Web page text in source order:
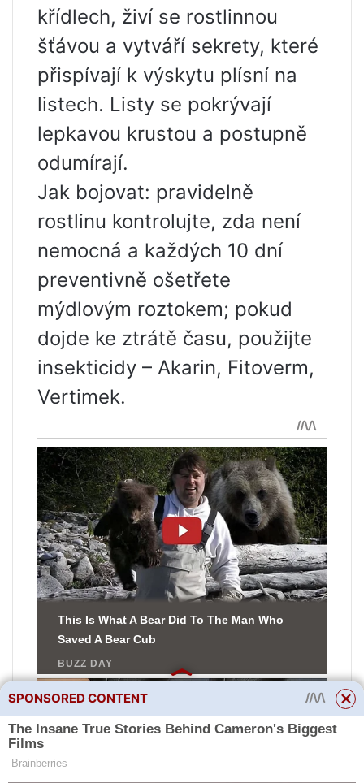
křídlech, živí se rostlinnou
šťávou a vytváří sekrety, které
přispívají k výskytu plísní na
listech. Listy se pokrývají
lepkavou krustou a postupně
odumírají.
Jak bojovat: pravidelně
rostlinu kontrolujte, zda není
nemocná a každých 10 dní
preventivně ošetřete
mýdlovým roztokem; pokud
dojde ke ztrátě času, použijte
insekticidy – Akarin, Fitoverm,
Vertimek.
SPONSORED CONTENT